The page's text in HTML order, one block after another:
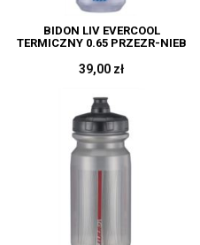
BIDON LIV EVERCOOL
TERMICZNY 0.65 PRZEZR-NIEB
39,00 zł